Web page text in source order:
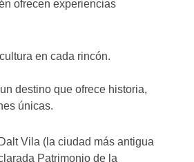
ofrecen experiencias
en cada rincón.
destino que ofrece historia,
únicas.
Vila (la ciudad más antigua
Patrimonio de la